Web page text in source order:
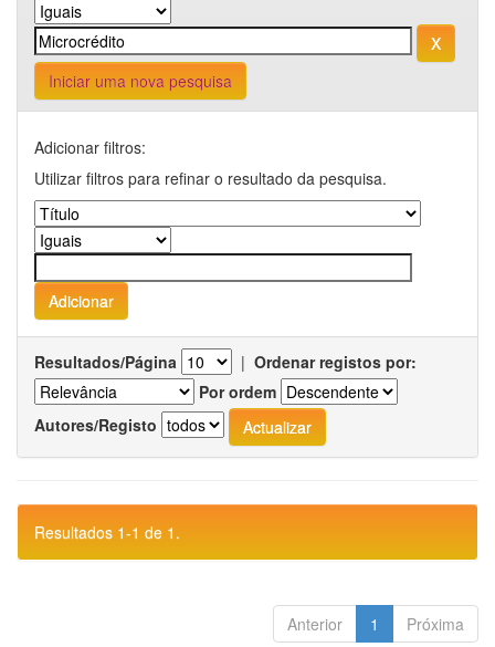
Iniciar uma nova pesquisa
Adicionar filtros:
Utilizar filtros para refinar o resultado da pesquisa.
Resultados/Página | Ordenar registos por:
Por ordem
Autores/Registo
Resultados 1-1 de 1.
Anterior 1 Próxima